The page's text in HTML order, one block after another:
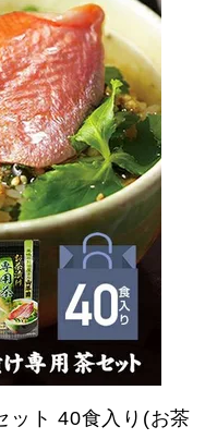
ット 40食入り(お茶